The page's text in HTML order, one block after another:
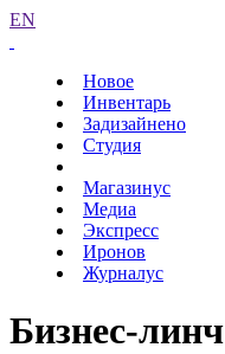
EN
Новое
Инвентарь
Задизайнено
Студия
Магазинус
Медиа
Экспресс
Иронов
Журналус
Бизнес-линч